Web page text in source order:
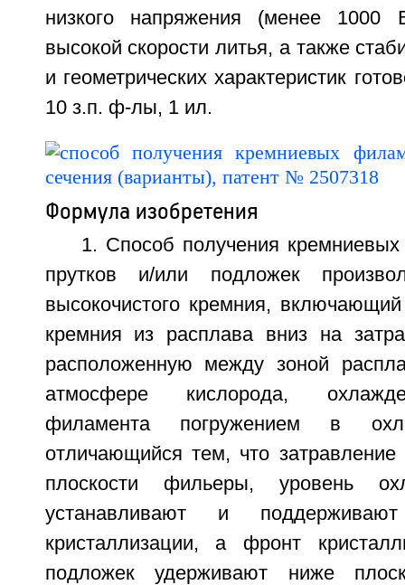
низкого напряжения (менее 1000
высокой скорости литья, а также
и геометрических характеристик
10 з.п. ф-лы, 1 ил.
Формула изобретения
1. Способ получения
прутков и/или подложек
высокочистого кремния,
кремния из расплава вниз на
расположенную между зоной
атмосфере кислорода,
филамента погружением в
отличающийся тем, что
плоскости фильеры, уровень
устанавливают и
кристаллизации, а фронт
подложек удерживают ниже